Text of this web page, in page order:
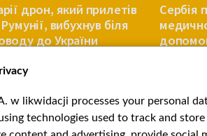
дрон, який прилетів
вибухнув біля
до України
Сербія
w likwidacji processes your personal
technologies used to track and